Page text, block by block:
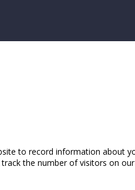
to record information about
the number of visitors on